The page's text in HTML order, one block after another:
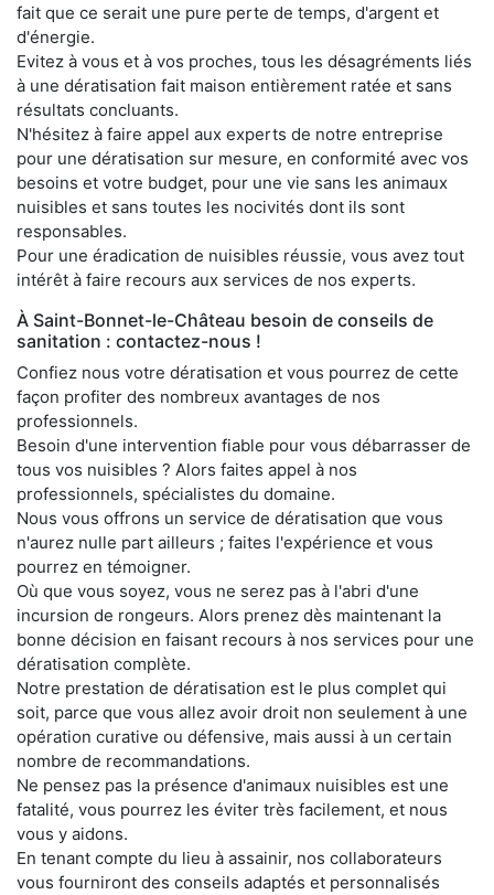
fait que ce serait une pure perte de temps, d'argent et
d'énergie.
Evitez à vous et à vos proches, tous les désagréments liés
à une dératisation fait maison entièrement ratée et sans
résultats concluants.
N'hésitez à faire appel aux experts de notre entreprise
pour une dératisation sur mesure, en conformité avec vos
besoins et votre budget, pour une vie sans les animaux
nuisibles et sans toutes les nocivités dont ils sont
responsables.
Pour une éradication de nuisibles réussie, vous avez tout
intérêt à faire recours aux services de nos experts.
À Saint-Bonnet-le-Château besoin de conseils de
sanitation : contactez-nous !
Confiez nous votre dératisation et vous pourrez de cette
façon profiter des nombreux avantages de nos
professionnels.
Besoin d'une intervention fiable pour vous débarrasser de
tous vos nuisibles ? Alors faites appel à nos
professionnels, spécialistes du domaine.
Nous vous offrons un service de dératisation que vous
n'aurez nulle part ailleurs ; faites l'expérience et vous
pourrez en témoigner.
Où que vous soyez, vous ne serez pas à l'abri d'une
incursion de rongeurs. Alors prenez dès maintenant la
bonne décision en faisant recours à nos services pour une
dératisation complète.
Notre prestation de dératisation est le plus complet qui
soit, parce que vous allez avoir droit non seulement à une
opération curative ou défensive, mais aussi à un certain
nombre de recommandations.
Ne pensez pas la présence d'animaux nuisibles est une
fatalité, vous pourrez les éviter très facilement, et nous
vous y aidons.
En tenant compte du lieu à assainir, nos collaborateurs
vous fourniront des conseils adaptés et personnalisés